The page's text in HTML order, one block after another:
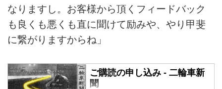
なりますし。お客様から頂くフィードバック
も良くも悪くも直に聞けて励みや、やり甲斐
に繋がりますからね」
ご購読の申し込み - 二輪車新
聞